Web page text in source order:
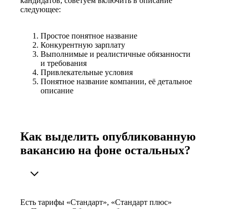
следующее:
Простое понятное название
Конкурентную зарплату
Выполнимые и реалистичные обязанности
и требования
Привлекательные условия
Понятное название компании, её детальное
описание
Как выделить опубликованную
вакансию на фоне остальных?
Есть тарифы «Стандарт», «Стандарт плюс»